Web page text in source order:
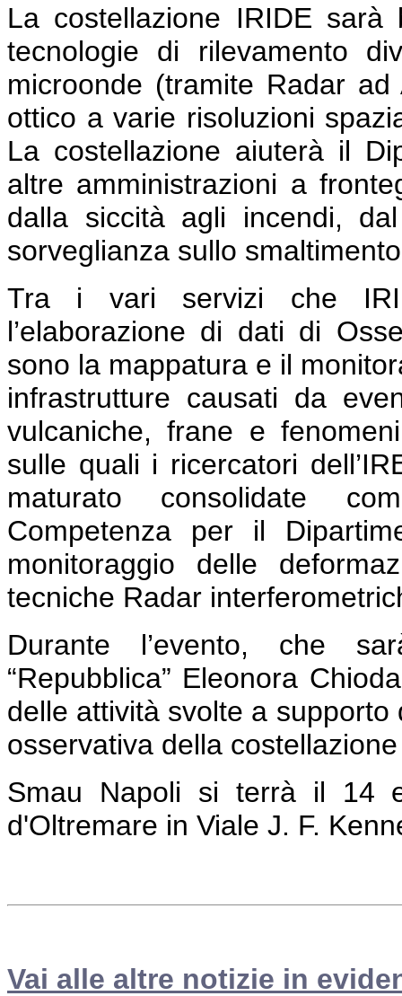
La costellazione IRIDE
tecnologie di rilevamento
microonde (tramite Radar ad
ottico a varie risoluzioni
La costellazione aiuterà il
altre amministrazioni a
dalla siccità agli incendi,
sorveglianza sullo
Tra i vari servizi che
l’elaborazione di dati di
sono la mappatura e il
infrastrutture causati da
vulcaniche, frane e
sulle quali i ricercatori
maturato consolidate
Competenza per il
monitoraggio delle
tecniche Radar
Durante l’evento, che
“Repubblica” Eleonora
delle attività svolte a
osservativa della
Smau Napoli si terrà il 14
d'Oltremare in Viale J. F.
Vai alle altre notizie in